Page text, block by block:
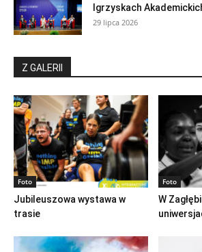
Igrzyskach
29 lipca 2026
Z GALERII
Foto
Jubileuszowa wystawa w
trasie
Foto
W